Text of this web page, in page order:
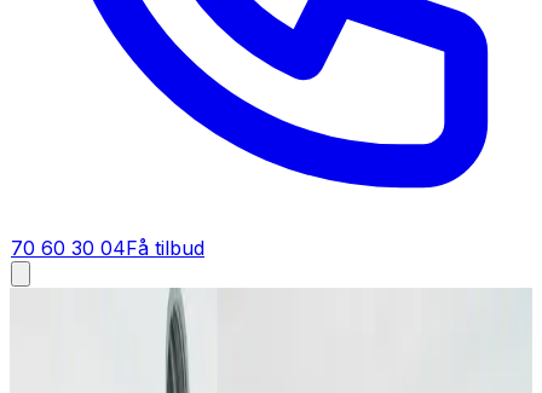
70 60 30 04Få tilbud
Skimmelsvamp og ventilation
Skimmelsvamp og ventilation